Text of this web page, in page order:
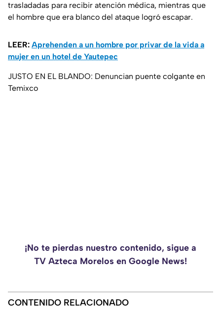
trasladadas para recibir atención médica, mientras que
el hombre que era blanco del ataque logró escapar.
LEER: Aprehenden a un hombre por privar de la vida a
mujer en un hotel de Yautepec
JUSTO EN EL BLANDO: Denuncian puente colgante en
Temixco
¡No te pierdas nuestro contenido, sigue a
TV Azteca Morelos en Google News!
CONTENIDO RELACIONADO